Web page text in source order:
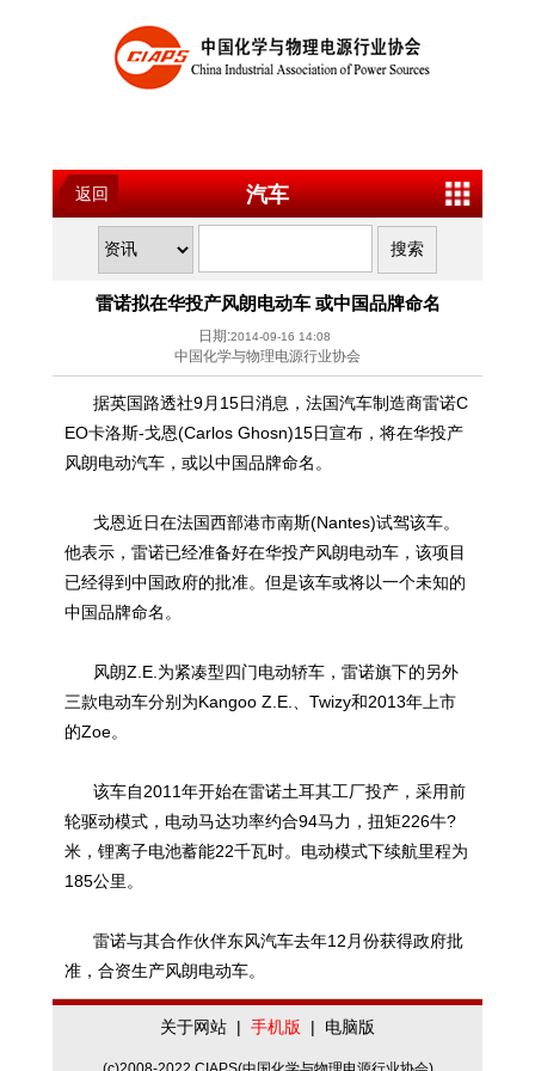
返回 汽车
雷诺拟在华投产风朗电动车 或中国品牌命名
日期:2014-09-16 14:08
中国化学与物理电源行业协会
据英国路透社9月15日消息，法国汽车制造商雷诺C
EO卡洛斯-戈恩(Carlos Ghosn)15日宣布，将在华投产
风朗电动汽车，或以中国品牌命名。
戈恩近日在法国西部港市南斯(Nantes)试驾该车。
他表示，雷诺已经准备好在华投产风朗电动车，该项目
已经得到中国政府的批准。但是该车或将以一个未知的
中国品牌命名。
风朗Z.E.为紧凑型四门电动轿车，雷诺旗下的另外
三款电动车分别为Kangoo Z.E.、Twizy和2013年上市
的Zoe。
该车自2011年开始在雷诺土耳其工厂投产，采用前
轮驱动模式，电动马达功率约合94马力，扭矩226牛?
米，锂离子电池蓄能22千瓦时。电动模式下续航里程为
185公里。
雷诺与其合作伙伴东风汽车去年12月份获得政府批
准，合资生产风朗电动车。
关于网站 | 手机版 | 电脑版